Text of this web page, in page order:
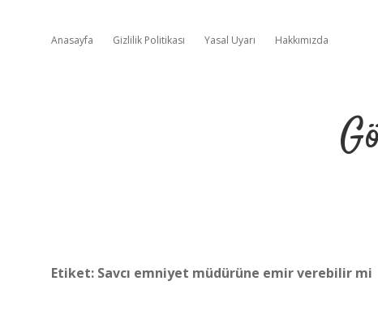
Anasayfa Gizlilik Politikası Yasal Uyarı Hakkımızda
Etiket: Savcı emniyet müdürüne emir verebilir mi